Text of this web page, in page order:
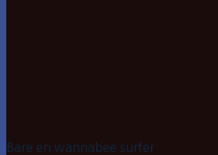
Bare en wannabee surfer